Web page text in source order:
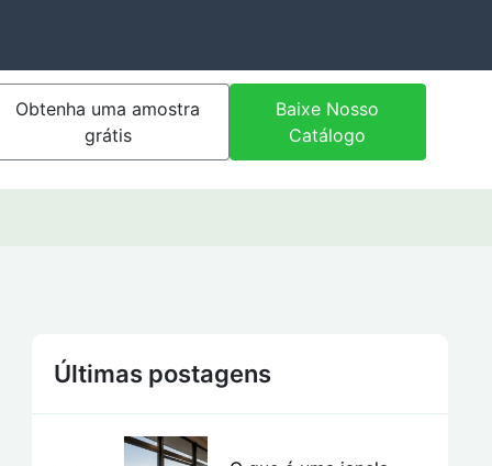
Obtenha uma amostra
grátis
Baixe Nosso
Catálogo
Últimas postagens